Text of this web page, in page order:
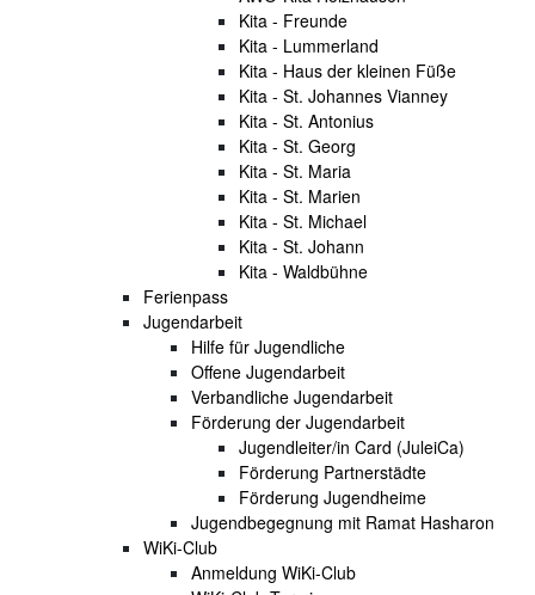
Kita - Freunde
Kita - Lummerland
Kita - Haus der kleinen Füße
Kita - St. Johannes Vianney
Kita - St. Antonius
Kita - St. Georg
Kita - St. Maria
Kita - St. Marien
Kita - St. Michael
Kita - St. Johann
Kita - Waldbühne
Ferienpass
Jugendarbeit
Hilfe für Jugendliche
Offene Jugendarbeit
Verbandliche Jugendarbeit
Förderung der Jugendarbeit
Jugendleiter/in Card (JuleiCa)
Förderung Partnerstädte
Förderung Jugendheime
Jugendbegegnung mit Ramat Hasharon
WiKi-Club
Anmeldung WiKi-Club